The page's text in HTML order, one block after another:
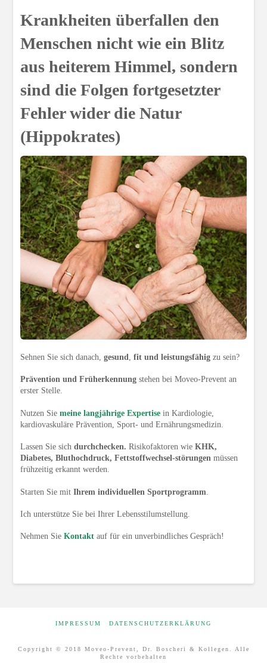
Krankheiten überfallen den
Menschen nicht wie ein Blitz
aus heiterem Himmel, sondern
sind die Folgen fortgesetzter
Fehler wider die Natur
(Hippokrates)
Sehnen Sie sich danach, gesund, fit und leistungsfähigzu sein?
Prävention und Früherkennung stehen bei Moveo-Prevent an
erster Stelle.
Nutzen Sie meine langjährige Expertise in Kardiologie,
kardiovaskuläre Prävention, Sport- und Ernährungsmedizin.
Lassen Sie sich durchchecken. Risikofaktoren wie KHK,
Diabetes, Bluthochdruck, Fettstoffwechsel-störungenmüssen
frühzeitig erkannt werden.
Starten Sie mit Ihrem individuellen Sportprogramm
Ich unterstütze Sie bei Ihrer Lebensstilumstellung.
Nehmen Sie Kontakt auf für ein unverbindliches Gespräch!
IMPRESSUM DATENSCHUTZERKLÄRUNG
Copyright © 2018 Moveo-Prevent, Dr. Boscheri & Kollegen. Alle
Rechte vorbehalten